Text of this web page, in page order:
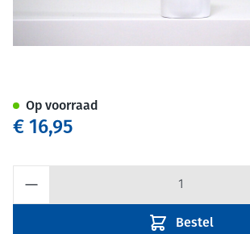
€ 16,95
Bestel
Op voorraad